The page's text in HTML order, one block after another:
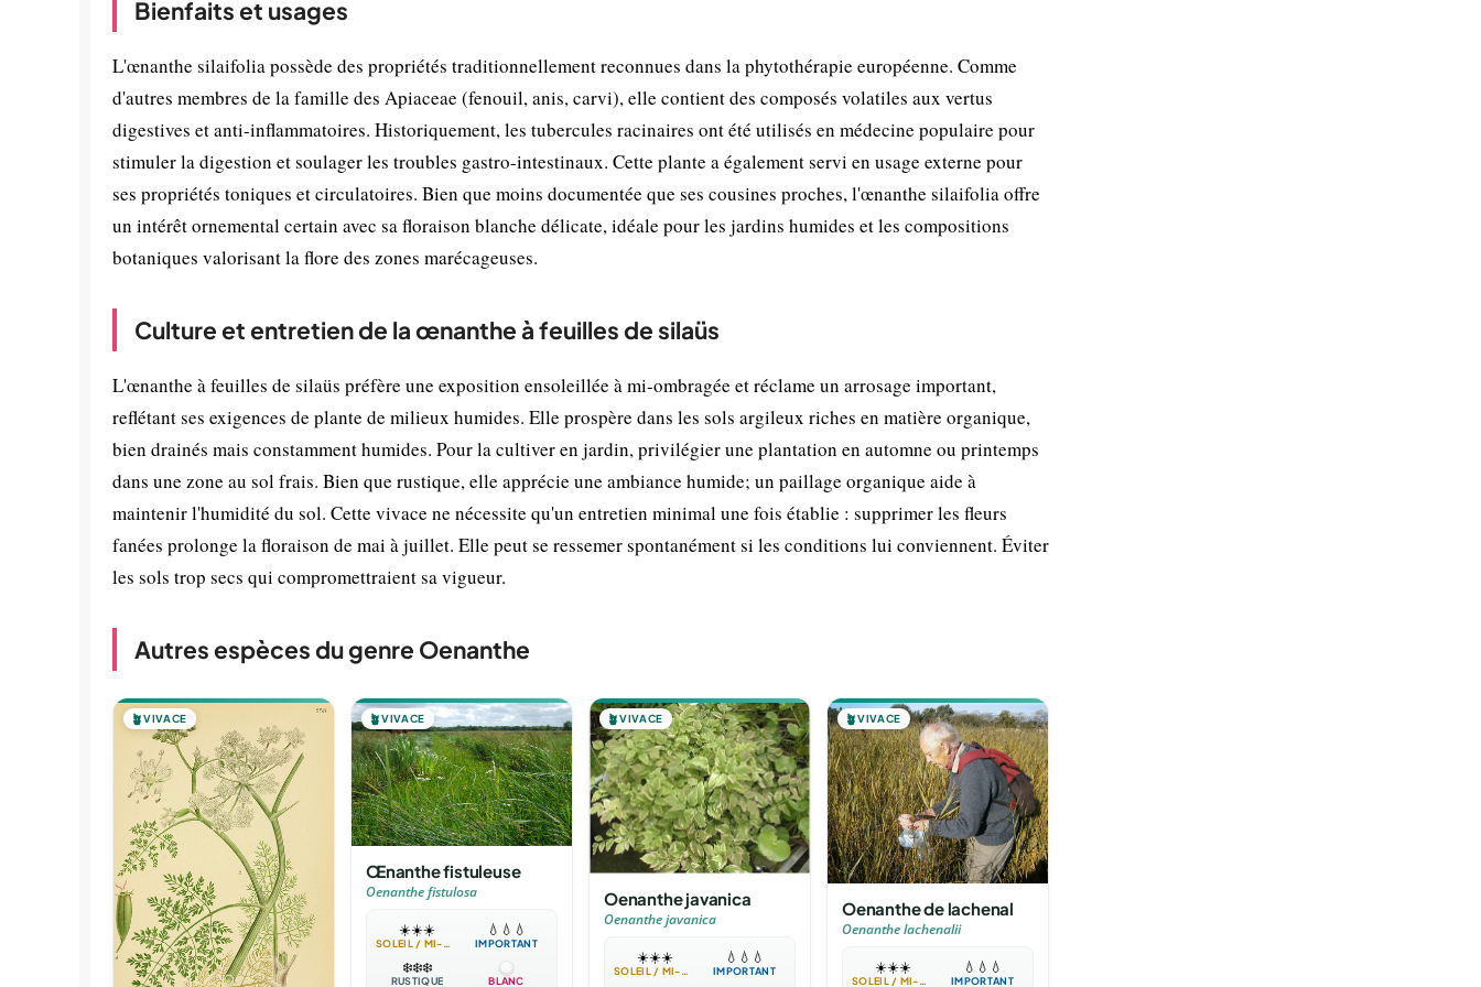
Bienfaits et usages
L'œnanthe silaifolia possède des propriétés traditionnellement reconnues dans la phytothérapie européenne. Comme
d'autres membres de la famille des Apiaceae (fenouil, anis, carvi), elle contient des composés volatiles aux vertus
digestives et anti-inflammatoires. Historiquement, les tubercules racinaires ont été utilisés en médecine populaire pour
stimuler la digestion et soulager les troubles gastro-intestinaux. Cette plante a également servi en usage externe pour
ses propriétés toniques et circulatoires. Bien que moins documentée que ses cousines proches, l'œnanthe silaifolia offre
un intérêt ornemental certain avec sa floraison blanche délicate, idéale pour les jardins humides et les compositions
botaniques valorisant la flore des zones marécageuses.
Culture et entretien de la œnanthe à feuilles de silaüs
L'œnanthe à feuilles de silaüs préfère une exposition ensoleillée à mi-ombragée et réclame un arrosage important,
reflétant ses exigences de plante de milieux humides. Elle prospère dans les sols argileux riches en matière organique,
bien drainés mais constamment humides. Pour la cultiver en jardin, privilégier une plantation en automne ou printemps
dans une zone au sol frais. Bien que rustique, elle apprécie une ambiance humide; un paillage organique aide à
maintenir l'humidité du sol. Cette vivace ne nécessite qu'un entretien minimal une fois établie : supprimer les fleurs
fanées prolonge la floraison de mai à juillet. Elle peut se ressemer spontanément si les conditions lui conviennent. Éviter
les sols trop secs qui compromettraient sa vigueur.
Autres espèces du genre Oenanthe
🪴VIVACE 🪴VIVACE
Œnanthe fistuleuse
Oenanthe fistulosa
☀️☀️☀️
SOLEIL / MI-OMBRE
💧 💧 💧
IMPORTANT
❄️❄️❄️
RUSTIQUE BLANC
🪴VIVACE
Oenanthe javanica
Oenanthe javanica
☀️☀️☀️
SOLEIL / MI-OMBRE
💧 💧 💧
IMPORTANT
🪴VIVACE
Oenanthe de lachenal
Oenanthe lachenalii
☀️☀️☀️
SOLEIL / MI-OMBRE
💧 💧 💧
IMPORTANT